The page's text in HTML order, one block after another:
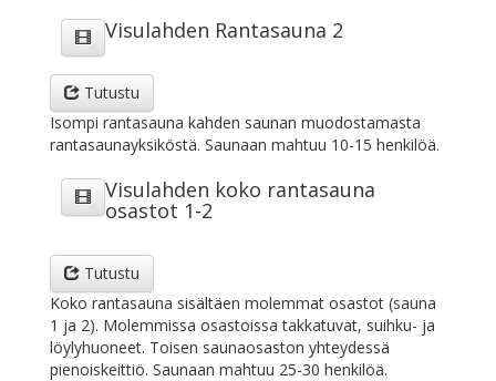
Visulahden Rantasauna 2
Tutustu
Isompi rantasauna kahden saunan muodostamasta
rantasaunayksiköstä. Saunaan mahtuu 10-15 henkilöä.
Visulahden koko rantasauna
osastot 1-2
Tutustu
Koko rantasauna sisältäen molemmat osastot (sauna
1 ja 2). Molemmissa osastoissa takkatuvat, suihku- ja
löylyhuoneet. Toisen saunaosaston yhteydessä
pienoiskeittiö. Saunaan mahtuu 25-30 henkilöä.